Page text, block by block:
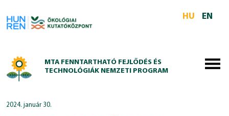
HU
EN
MTA FENNTARTHATÓ FEJLŐDÉS ÉS
TECHNOLÓGIÁK NEMZETI PROGRAM
2024. január 30.